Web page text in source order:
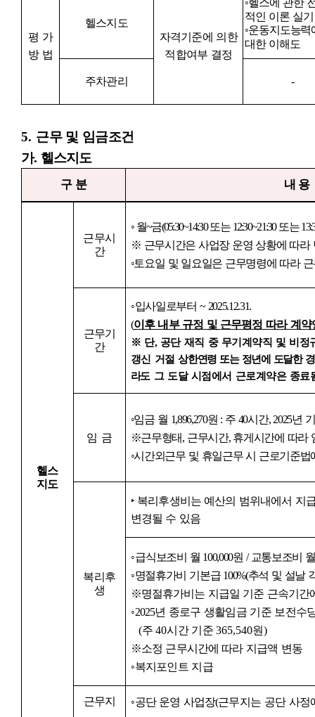
평 가
방 법
헬스지도
자격기준에 의한
적합여부 결정
◦헬스에 관한
적인 이론 실기
◦운동지도능력
대한 이해도
주차관리 -
5. 근무 및 임금조건
가. 헬스지도
구 분 내 용
헬스
지도
근무시
간
◦ 월~금(05:30~14:30또는 12:30~21:30 또는
※ 근무시간은 사업장 운영 상황에 따라
◦토요일 및 일요일은 근무명령에 따라
근무기
간
◦입사일로부터 ~ 2025.12.31.
(이후 내부 규정 및 근무평정 따라 계약
※ 단, 공단 재직 중 무기계약직 및 비정
갱신 거절상한연령 또는 정년에 도달한
라도 그 도달 시점에서 근로계약은 종료
임 금
◦임금 월 1,896,270원 : 주 40시간, 2025년
※근무형태, 근무시간, 휴게시간에 따라
◦시간외근무 및 휴일근무 시 근로기준법
복리후
생
‣ 복리후생비는 예산의 범위내에서 지
변경될 수 있음
◦급식보조비 월 100,000원 / 교통보조비
◦명절휴가비 기본급 100%(추석 및 설날
※명절휴가비는 지급일 기준 근속기간
◦2025년 종로구 생활임금 기준 보전수
(주40시간 기준365,540원)
※소정 근무시간에 따라 지급액 변동
◦복지포인트 지급
근무지 ◦공단 운영 사업장(근무지는 공단 사정